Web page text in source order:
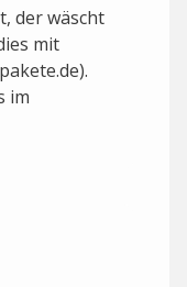
der wäscht
mit
im